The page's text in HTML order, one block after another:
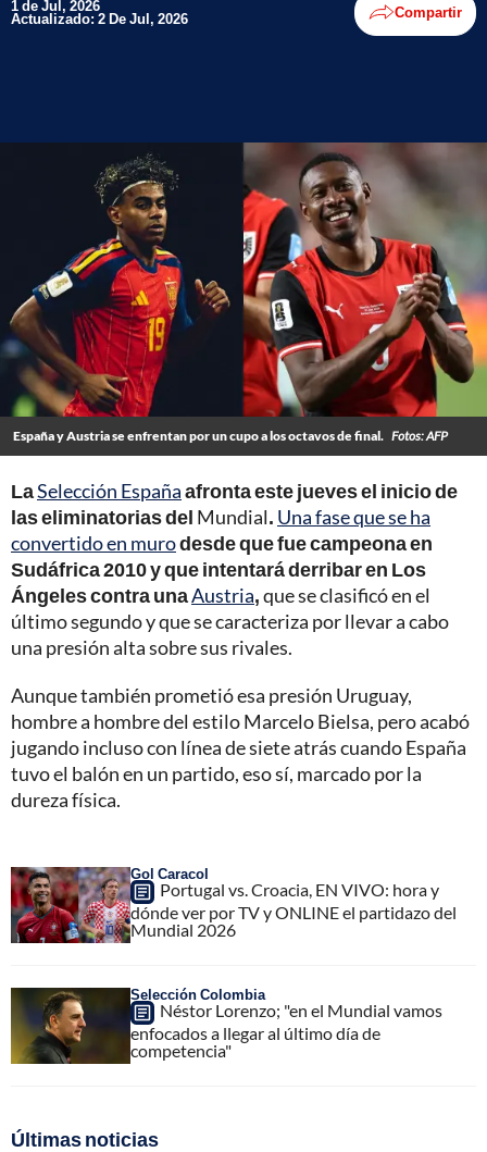
1 de Jul, 2026
Actualizado: 2 De Jul, 2026 Compartir
España y Austria se enfrentan por un cupo a los octavos de final. Fotos: AFP
LaSelección Españaafronta este jueves el inicio de
las eliminatorias del Mundial. Una fase que se ha
convertido en murodesde que fue campeona en
Sudáfrica 2010 y que intentará derribar en Los
Ángeles contra unaAustria,que se clasificó en el
último segundo y que se caracteriza por llevar a cabo
una presión alta sobre sus rivales.
Aunque también prometió esa presión Uruguay,
hombre a hombre del estilo Marcelo Bielsa, pero acabó
jugando incluso con línea de siete atrás cuando España
tuvo el balón en un partido, eso sí, marcado por la
dureza física.
Gol Caracol
Portugal vs. Croacia, EN VIVO: hora y
dónde ver por TV y ONLINE el partidazo del
Mundial 2026
Selección Colombia
Néstor Lorenzo; "en el Mundial vamos
enfocados a llegar al último día de
competencia"
Últimas noticias